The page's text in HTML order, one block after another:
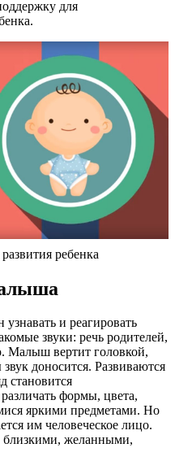
для
ребенка
и реагировать
звуки: речь родителей,
Малыш вертит головкой,
доносится. Развиваются
становится
формы, цвета,
яркими предметами. Но
им человеческое лицо.
близкими, желанными,